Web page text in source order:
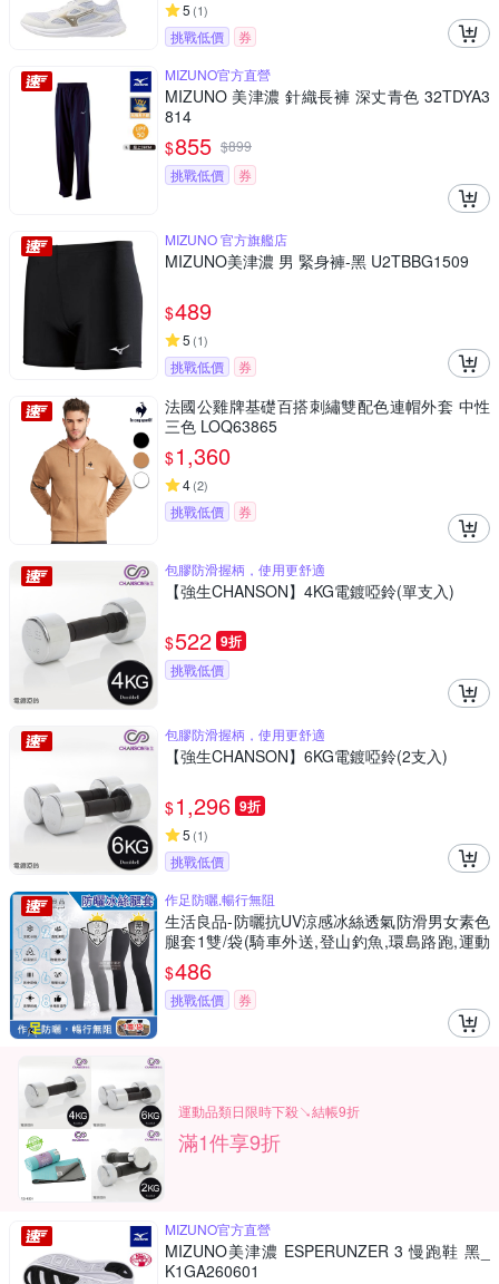
5 (1)
挑戰低價
券
MIZUNO官方直營
MIZUNO 美津濃 針織長褲 深丈青色 32TDYA3
814
$855 $899
挑戰低價
券
MIZUNO 官方旗艦店
MIZUNO美津濃 男 緊身褲-黑 U2TBBG1509
$489
5 (1)
挑戰低價 券
法國公雞牌基礎百搭刺繡雙配色連帽外套 中性
三色 LOQ63865
$1,360
4(2)
挑戰低價 券
包膠防滑握柄，使用更舒適
【強生CHANSON】4KG電鍍啞鈴(單支入)
$522 9折
挑戰低價
包膠防滑握柄，使用更舒適
【強生CHANSON】6KG電鍍啞鈴(2支入)
$1,296 9折
5 (1)
挑戰低價
作足防曬,暢行無阻
生活良品-防曬抗UV涼感冰絲透氣防滑男女素色
腿套1雙/袋(騎車外送,登山釣魚,環島路跑,運動
內搭褲)
$486
挑戰低價 券
運動品類日限時下殺↘結帳9折
滿1件享9折
MIZUNO官方直營
MIZUNO美津濃 ESPERUNZER 3 慢跑鞋 黑_
K1GA260601